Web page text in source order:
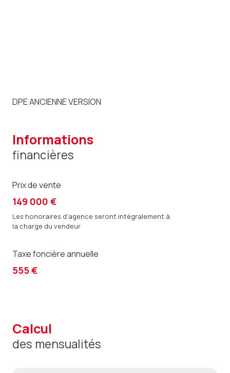
DPE ANCIENNE VERSION
informations
financières
Prix de vente
149 000 €
Les honoraires d'agence seront intégralement à
la charge du vendeur
Taxe foncière annuelle
555 €
calcul
des mensualités